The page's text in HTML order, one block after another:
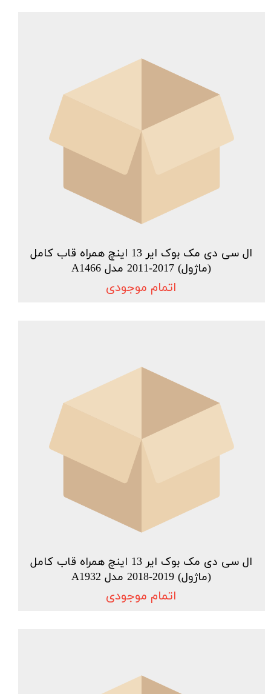
ال سی دی مک بوک ایر 13 اینچ همراه قاب کامل
(ماژول) 2017-2011 مدل A1466
اتمام موجودی
ال سی دی مک بوک ایر 13 اینچ همراه قاب کامل
(ماژول) 2019-2018 مدل A1932
اتمام موجودی